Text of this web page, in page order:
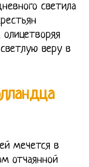
светила
веру в
мечется в
отчаянной